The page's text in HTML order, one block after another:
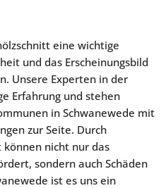
eine wichtige
und das Erscheinungsbild
Unsere Experten in der
Erfahrung und stehen
in Schwanewede mit
zur Seite. Durch
nicht nur das
sondern auch Schäden
ist es uns ein